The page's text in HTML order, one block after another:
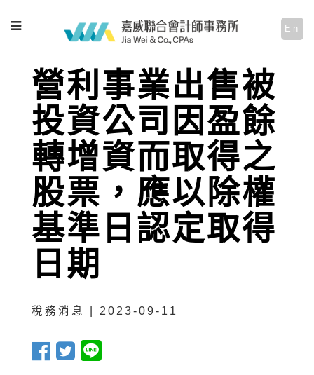
En
營利事業出售被
投資公司因盈餘
轉增資而取得之
股票，應以除權
基準日認定取得
日期
稅務消息 | 2023-09-11